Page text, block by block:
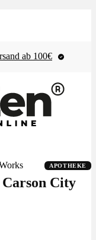
ab 100€
APOTHEKE
City